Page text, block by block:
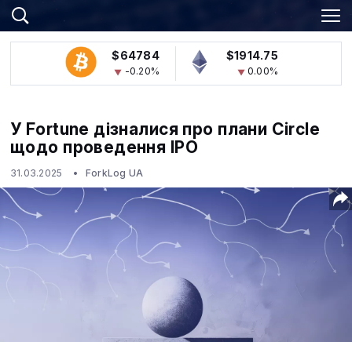
$64784
-0.20%
$1914.75
0.00%
У Fortune дізналися про плани Circle
щодо проведення IPO
31.03.2025 ForkLog UA